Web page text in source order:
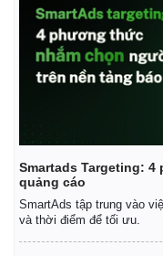
Khởi nghiệp
Smartads Targeting:
quảng cáo
SmartAds tập trung vào
và thời điểm để tối ưu.